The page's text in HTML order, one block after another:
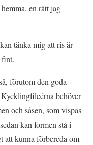
en rätt jag
tänka mig att ris är
fint.
förutom den goda
behöver
och såsen, som vispas
kan formen stå i
att kunna förbereda om